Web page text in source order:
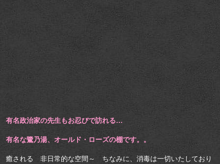
有名政治家の先生もお忍びで訪れる…
有名な鷺乃湯、オールド・ローズの棚です。。
癒される 非日常的な空間～ ちなみに、消毒は一切いたしており